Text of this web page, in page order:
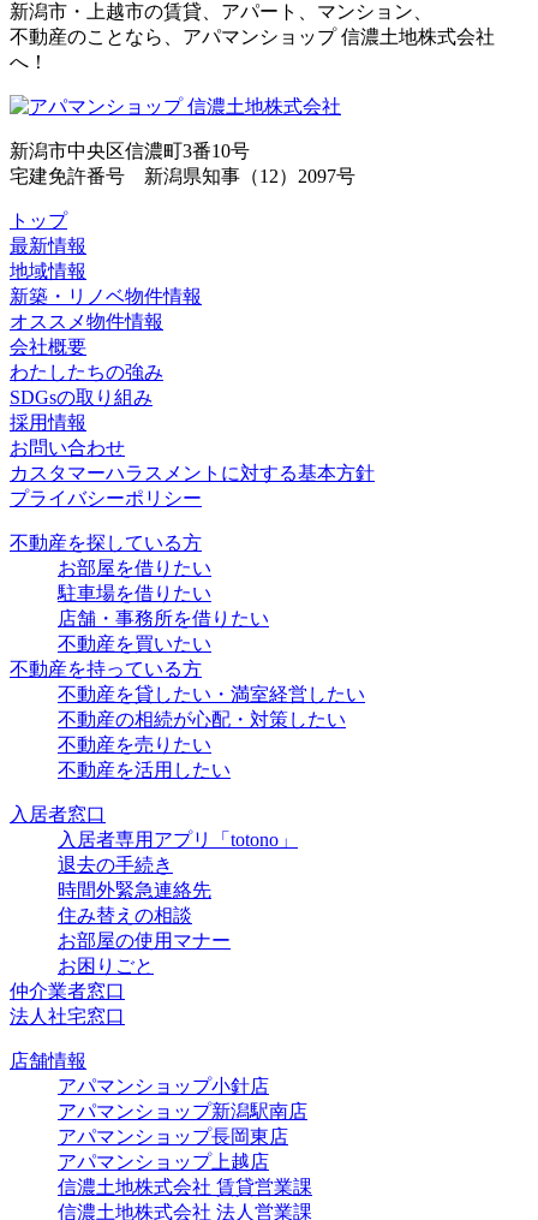
新潟市・上越市の賃貸、アパート、マンション、
不動産のことなら、アパマンショップ 信濃土地株式会社
へ！
新潟市中央区信濃町3番10号
宅建免許番号 新潟県知事（12）2097号
トップ
最新情報
地域情報
新築・リノベ物件情報
オススメ物件情報
会社概要
わたしたちの強み
SDGsの取り組み
採用情報
お問い合わせ
カスタマーハラスメントに対する基本方針
プライバシーポリシー
不動産を探している方
お部屋を借りたい
駐車場を借りたい
店舗・事務所を借りたい
不動産を買いたい
不動産を持っている方
不動産を貸したい・満室経営したい
不動産の相続が心配・対策したい
不動産を売りたい
不動産を活用したい
入居者窓口
入居者専用アプリ「totono」
退去の手続き
時間外緊急連絡先
住み替えの相談
お部屋の使用マナー
お困りごと
仲介業者窓口
法人社宅窓口
店舗情報
アパマンショップ小針店
アパマンショップ新潟駅南店
アパマンショップ長岡東店
アパマンショップ上越店
信濃土地株式会社 賃貸営業課
信濃土地株式会社 法人営業課